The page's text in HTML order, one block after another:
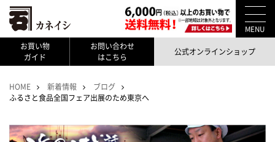
MENU
お買い物
ガイド
お問い合わせ
はこちら
公式オンラインショップ
HOME 新着情報
ブログ
ふるさと食品全国フェア出展のため東京へ